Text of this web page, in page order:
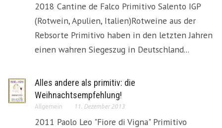
2018 Cantine de Falco Primitivo Salento IGP
(Rotwein, Apulien, Italien)Rotweine aus der
Rebsorte Primitivo haben in den letzten Jahren
einen wahren Siegeszug in Deutschland...
Alles andere als primitiv: die
Weihnachtsempfehlung!
Allgemein 11. Dezember 2013
2011 Paolo Leo "Fiore di Vigna" Primitivo